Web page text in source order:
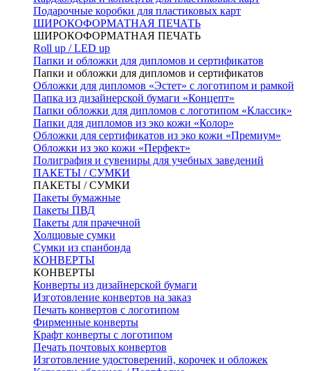
Подарочные коробки для пластиковых карт
ШИРОКОФОРМАТНАЯ ПЕЧАТЬ
ШИРОКОФОРМАТНАЯ ПЕЧАТЬ
Roll up / LED up
Папки и обложки для дипломов и сертификатов
Папки и обложки для дипломов и сертификатов
Обложки для дипломов «Эстет» с логотипом и рамкой
Папка из дизайнерской бумаги «Концепт»
Папки обложки для дипломов с логотипом «Классик»
Папки для дипломов из эко кожи «Колор»
Обложки для сертификатов из эко кожи «Премиум»
Обложки из эко кожи «Перфект»
Полиграфия и сувениры для учебных заведений
ПАКЕТЫ / СУМКИ
ПАКЕТЫ / СУМКИ
Пакеты бумажные
Пакеты ПВД
Пакеты для прачечной
Холщовые сумки
Сумки из спанбонда
КОНВЕРТЫ
КОНВЕРТЫ
Конверты из дизайнерской бумаги
Изготовление конвертов на заказ
Печать конвертов с логотипом
Фирменные конверты
Крафт конверты с логотипом
Печать почтовых конвертов
Изготовление удостоверений, корочек и обложек